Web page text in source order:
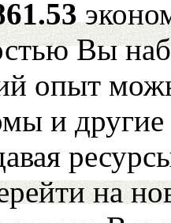
Вы
опыт
и другие
на